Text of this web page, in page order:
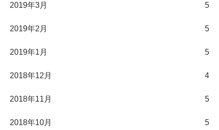
2019年3月 5
2019年2月 5
2019年1月 5
2018年12月 4
2018年11月 5
2018年10月 5